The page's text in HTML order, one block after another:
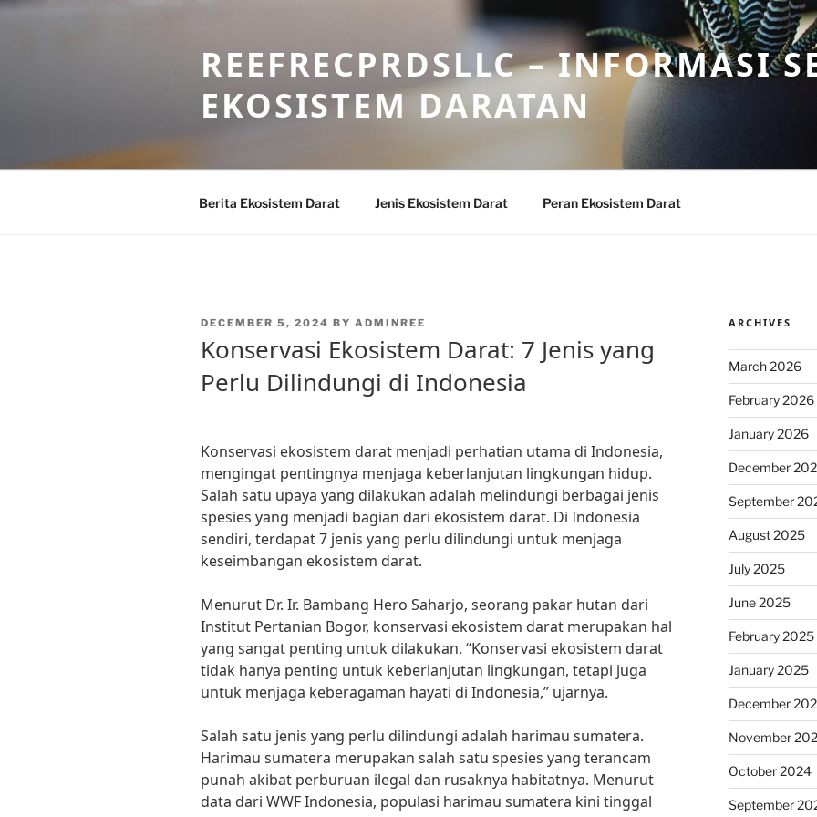
Skip
REEFRECPRDSLLC – INFORMASI
EKOSISTEM DARATAN
Berita Ekosistem Darat Jenis Ekosistem Darat Peran Ekosistem Darat
POSTED
DECEMBER 5, 2024 BY ADMINREE
Konservasi Ekosistem Darat: 7 Jenis yang
Perlu Dilindungi di Indonesia
Konservasi ekosistem darat menjadi perhatian utama di Indonesia,
mengingat pentingnya menjaga keberlanjutan lingkungan hidup.
Salah satu upaya yang dilakukan adalah melindungi berbagai jenis
spesies yang menjadi bagian dari ekosistem darat. Di Indonesia
sendiri, terdapat 7 jenis yang perlu dilindungi untuk menjaga
keseimbangan ekosistem darat.
Menurut Dr. Ir. Bambang Hero Saharjo, seorang pakar hutan dari
Institut Pertanian Bogor, konservasi ekosistem darat merupakan hal
yang sangat penting untuk dilakukan. “Konservasi ekosistem darat
tidak hanya penting untuk keberlanjutan lingkungan, tetapi juga
untuk menjaga keberagaman hayati di Indonesia,” ujarnya.
Salah satu jenis yang perlu dilindungi adalah harimau sumatera.
Harimau sumatera merupakan salah satu spesies yang terancam
punah akibat perburuan ilegal dan rusaknya habitatnya. Menurut
data dari WWF Indonesia, populasi harimau sumatera kini tinggal
ARCHIVES
March 2026
February 2026
January 2026
December
September
August 2025
July 2025
June 2025
February 2025
January 2025
December
November
October 2024
September